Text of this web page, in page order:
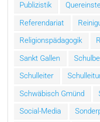
Publizistik
Referendariat
Religionspädagogik
Sankt Gallen
Schulleiter
Schwäbisch Gmünd
Social-Media